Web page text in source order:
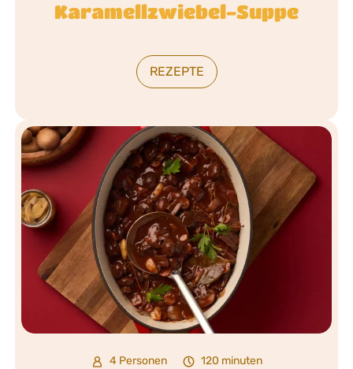
Karamellzwiebel-Suppe
REZEPTE
4 Personen 120 minuten